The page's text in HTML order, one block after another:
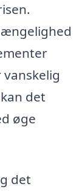
det
øge
det